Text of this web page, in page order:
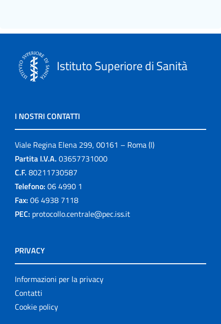
Istituto Superiore di Sanità
I NOSTRI CONTATTI
Viale Regina Elena 299, 00161 – Roma (I)
Partita I.V.A. 03657731000
C.F. 80211730587
Telefono: 06 4990 1
Fax: 06 4938 7118
PEC: protocollo.centrale@pec.iss.it
PRIVACY
Informazioni per la privacy
Contatti
Cookie policy